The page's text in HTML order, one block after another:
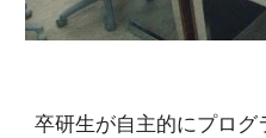
卒研生が自主的にプロ